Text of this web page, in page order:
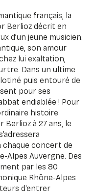
français, la
Berlioz décrit en
d’un jeune musicien.
son amour
lui exaltation,
Dans un ultime
puis entouré de
pour ses
endiablée ! Pour
histoire
à 27 ans, le
chaque concert de
Alpes Auvergne. Des
par les 80
Rhône-Alpes
d'entrer